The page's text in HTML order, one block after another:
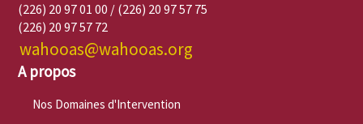
(226) 20 97 01 00 / (226) 20 97 57 75
(226) 20 97 57 72
wahooas@wahooas.org
A propos
Nos Domaines d'Intervention